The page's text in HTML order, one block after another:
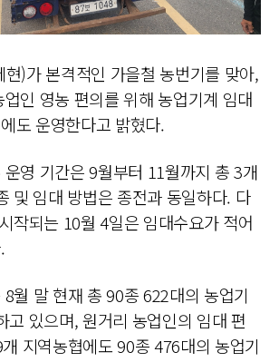
)가 본격적인 가을철 농번기를 맞아,
인 영농 편의를 위해 농업기계 임대
도 운영한다고 밝혔다.
영 기간은 9월부터 11월까지 총 3개
및 임대 방법은 종전과 동일하다. 다
작되는 10월 4일은 임대수요가 적어
월 말 현재 총 90종 622대의 농업기
고 있으며, 원거리 농업인의 임대 편
지역농협에도 90종 476대의 농업기